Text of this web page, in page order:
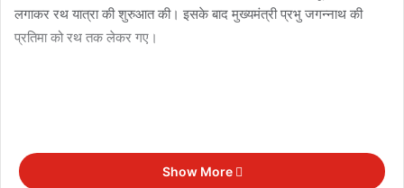
लगाकर रथ यात्रा की शुरुआत की। इसके बाद मुख्यमंत्री प्रभु जगन्नाथ की
प्रतिमा को रथ तक लेकर गए।
Show More